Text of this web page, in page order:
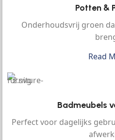
Potten &
Onderhoudsvrij groen
Read
Badmeubels
Perfect voor dagelijks